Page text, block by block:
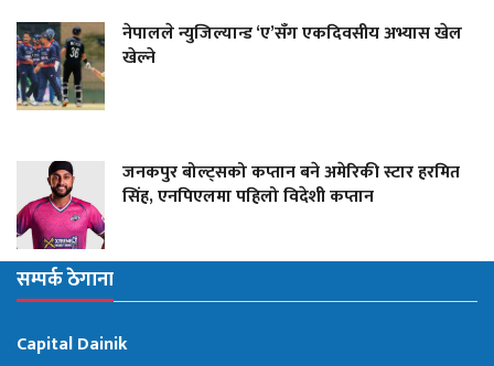
नेपालले न्युजिल्यान्ड ‘ए’सँग एकदिवसीय अभ्यास खेल
खेल्ने
जनकपुर बोल्ट्सको कप्तान बने अमेरिकी स्टार हरमित
सिंह, एनपिएलमा पहिलो विदेशी कप्तान
सम्पर्क ठेगाना
Capital Dainik